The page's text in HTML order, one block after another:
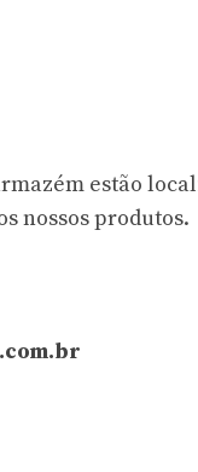
estão
nossos produtos.